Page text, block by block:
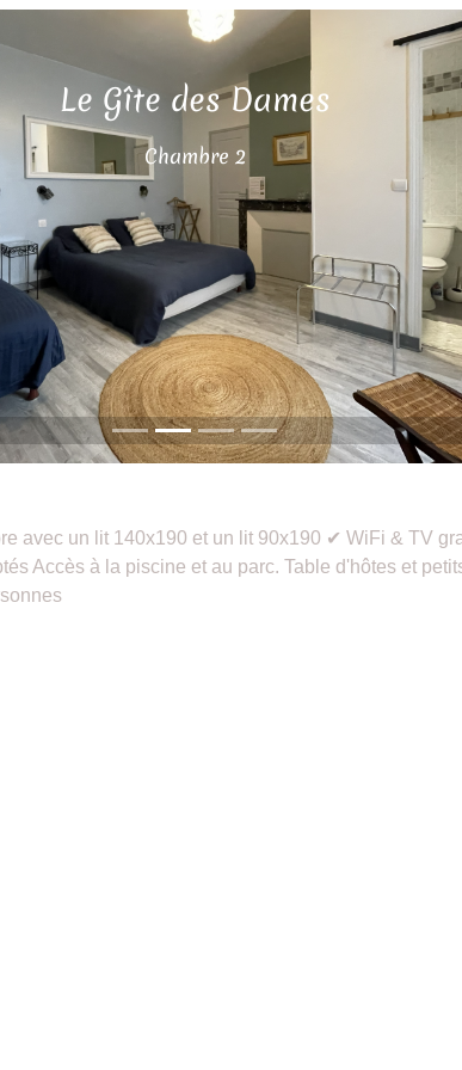
Le Gîte des Dames
Chambre 2
avec un lit 140x190 et un lit 90x190 ✔ WiFi & TV
Accès à la piscine et au parc. Table d'hôtes et